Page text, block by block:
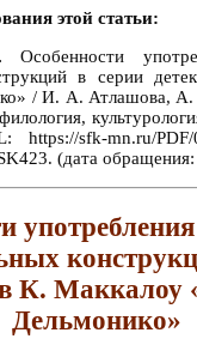
этой статьи:
Особенности
в серии
/ И. А. Атлашова,
sfk-mn.ru/PDF/
(дата
К. Маккалоу
Дельмонико»